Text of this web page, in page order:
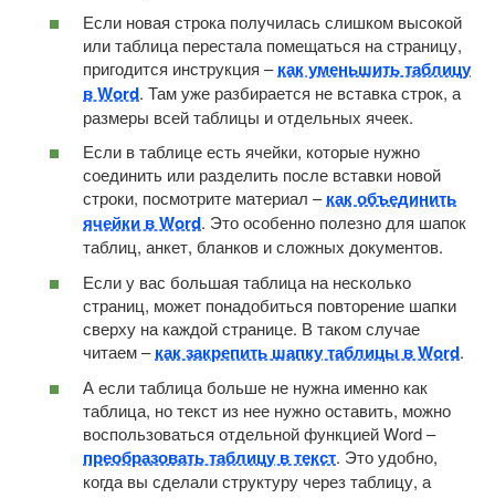
Если новая строка получилась слишком высокой
или таблица перестала помещаться на страницу,
пригодится инструкция –как уменьшить таблицу
в Word. Там уже разбирается не вставка строк, а
размеры всей таблицы и отдельных ячеек.
Если в таблице есть ячейки, которые нужно
соединить или разделить после вставки новой
строки, посмотрите материал –как объединить
ячейки в Word. Это особенно полезно для шапок
таблиц, анкет, бланков и сложных документов.
Если у вас большая таблица на несколько
страниц, может понадобиться повторение шапки
сверху на каждой странице. В таком случае
читаем –как закрепить шапку таблицы в Word.
А если таблица больше не нужна именно как
таблица, но текст из нее нужно оставить, можно
воспользоваться отдельной функцией Word –
преобразовать таблицу в текст. Это удобно,
когда вы сделали структуру через таблицу, а